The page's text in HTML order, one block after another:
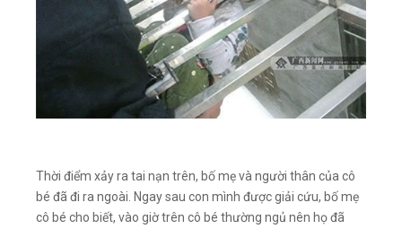
Thời điểm xảy ra tai nạn trên, bố mẹ và người thân của cô
bé đã đi ra ngoài. Ngay sau con mình được giải cứu, bố mẹ
cô bé cho biết, vào giờ trên cô bé thường ngủ nên họ đã